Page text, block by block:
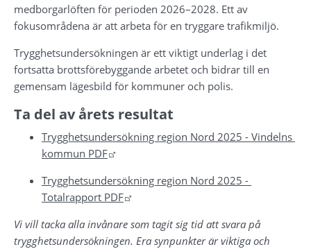
medborgarlöften för perioden 2026–2028. Ett av
fokusområdena är att arbeta för en tryggare trafikmiljö.
Trygghetsundersökningen är ett viktigt underlag i det
fortsatta brottsförebyggande arbetet och bidrar till en
gemensam lägesbild för kommuner och polis.
Ta del av årets resultat
Trygghetsundersökning region Nord 2025 - Vindelns
kommun PDF
Trygghetsundersökning region Nord 2025 -
Totalrapport PDF
Vi vill tacka alla invånare som tagit sig tid att svara på
trygghetsundersökningen. Era synpunkter är viktiga och